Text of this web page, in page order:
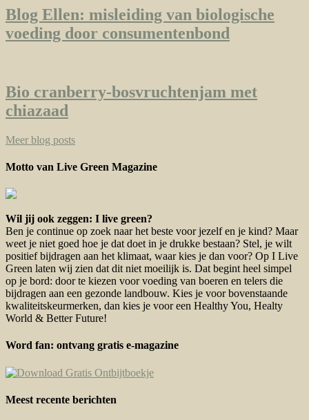
Blog Ellen: misleiding van biologische
voeding door consumentenbond
Bio cranberry-bosvruchtenjam met
chiazaad
Meer blog posts
Motto van Live Green Magazine
Wil jij ook zeggen: I live green?
Ben je continue op zoek naar het beste voor jezelf en je kind? Maar
weet je niet goed hoe je dat doet in je drukke bestaan? Stel, je wilt
positief bijdragen aan het klimaat, waar kies je dan voor? Op I Live
Green laten wij zien dat dit niet moeilijk is. Dat begint heel simpel
op je bord: door te kiezen voor voeding van boeren en telers die
bijdragen aan een gezonde landbouw. Kies je voor bovenstaande
kwaliteitskeurmerken, dan kies je voor een Healthy You, Healty
World & Better Future!
Word fan: ontvang gratis e-magazine
Meest recente berichten